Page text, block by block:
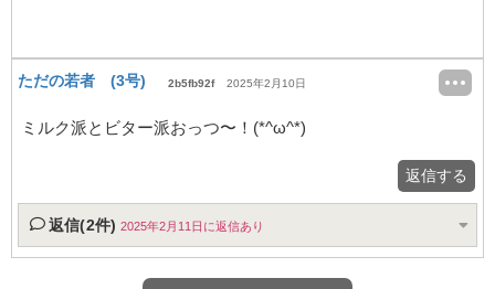
ただの若者 (3号) 2b5fb92f 2025年2月10日
ミルク派とビター派おっつ〜！(*^ω^*)
返信する
返信(2件) 2025年2月11日に返信あり